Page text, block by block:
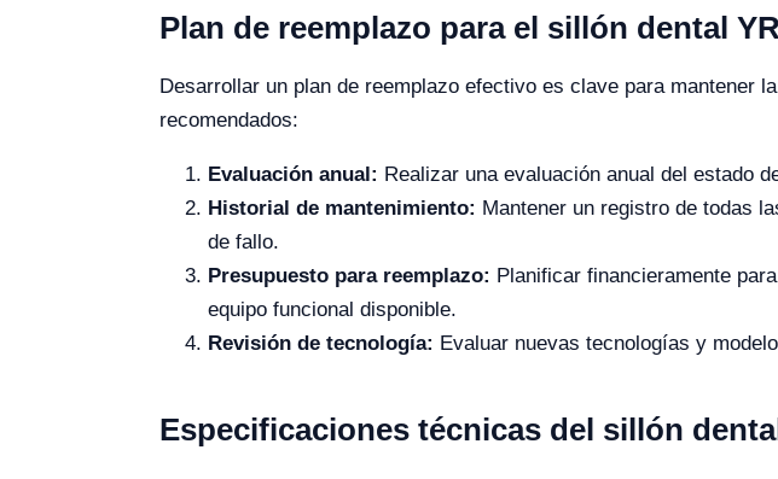
Plan de reemplazo para el sillón dental
Desarrollar un plan de reemplazo efectivo es clave para mantener
recomendados:
Evaluación anual: Realizar una evaluación anual del estado
Historial de mantenimiento: Mantener un registro de todas
de fallo.
Presupuesto para reemplazo: Planificar financieramente
equipo funcional disponible.
Revisión de tecnología: Evaluar nuevas tecnologías y
Especificaciones técnicas del sillón